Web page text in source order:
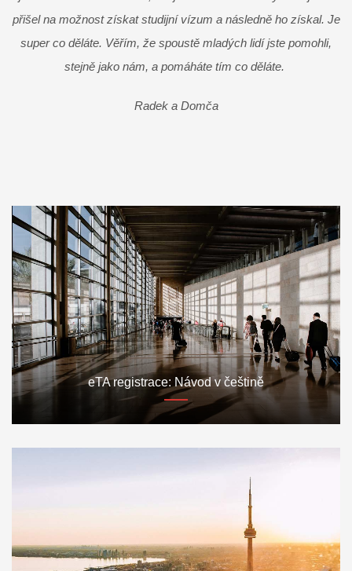
přišel na možnost získat studijní vízum a následně ho získal. Je
super co děláte. Věřím, že spoustě mladých lidí jste pomohli,
stejně jako nám, a pomáháte tím co děláte.
Radek a Domča
eTA registrace: Návod v češtině